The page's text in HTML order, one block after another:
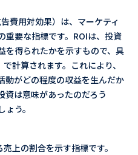
費用対効果）は、マーケティ
重要な指標です。ROIは、投資
を得られたかを示すもので、具
計算されます。これにより、
動がどの程度の収益を生んだか
資は意味があったのだろう
う。
上の割合を示す指標です。